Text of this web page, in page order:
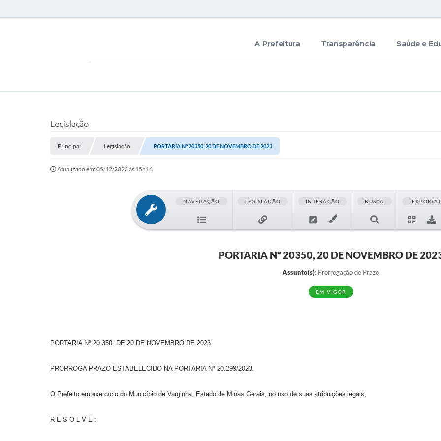
A Prefeitura Transparência Saúde e
Legislação
Principal Legislação PORTARIA Nº 20350, 20 DE NOVEMBRO DE 2023
Atualizado em: 05/12/2023 às 15h16
NAVEGAÇÃO LEGISLAÇÃO INTERAÇÃO BUSCA
PORTARIA Nº 20350, 20 DE NOVEMBRO DE
Assunto(s): Prorrogação de Prazo
EM VIGOR
PORTARIA Nº 20.350, DE 20 DE NOVEMBRO DE 2023.
PRORROGA PRAZO ESTABELECIDO NA PORTARIA Nº 20.299/2023.
O Prefeito em exercício do Município de Varginha, Estado de Minas Gerais, no uso de suas atribuições legais,
R E S O L V E :